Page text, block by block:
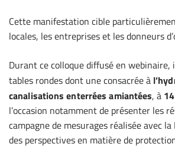
Cette manifestation cible
locales, les entreprises et les donneurs
Durant ce colloque diffusé en
tables rondes dont une consacrée à
canalisations enterrées amiantées, à
l’occasion notamment de présenter les
campagne de mesurages réalisée avec
des perspectives en matière de